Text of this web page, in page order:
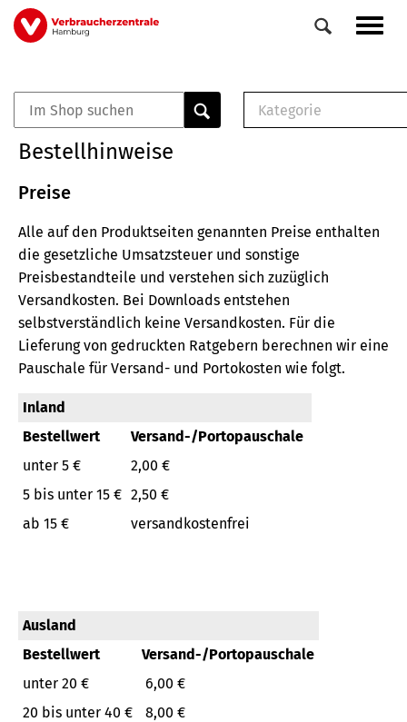
Direkt
zum
Veranstaltungen
0
Elemente
Kategorie
Broschüre
Buch
Bestellhinweise
Preise
Alle auf den Produktseiten genannten Preise enthalten
die gesetzliche Umsatzsteuer und sonstige
Preisbestandteile und verstehen sich zuzüglich
Versandkosten. Bei Downloads entstehen
selbstverständlich keine Versandkosten. Für die
Lieferung von gedruckten Ratgebern berechnen wir eine
Pauschale für Versand- und Portokosten wie folgt.
Inland
Bestellwert
Versand-/Portopauschale
unter 5 €
2,00 €
5 bis unter 15 € 2,50 €
ab 15 €
versandkostenfrei
Ausland
Bestellwert
Versand-/Portopauschale
unter 20 €
6,00 €
20 bis unter 40 €
8,00 €